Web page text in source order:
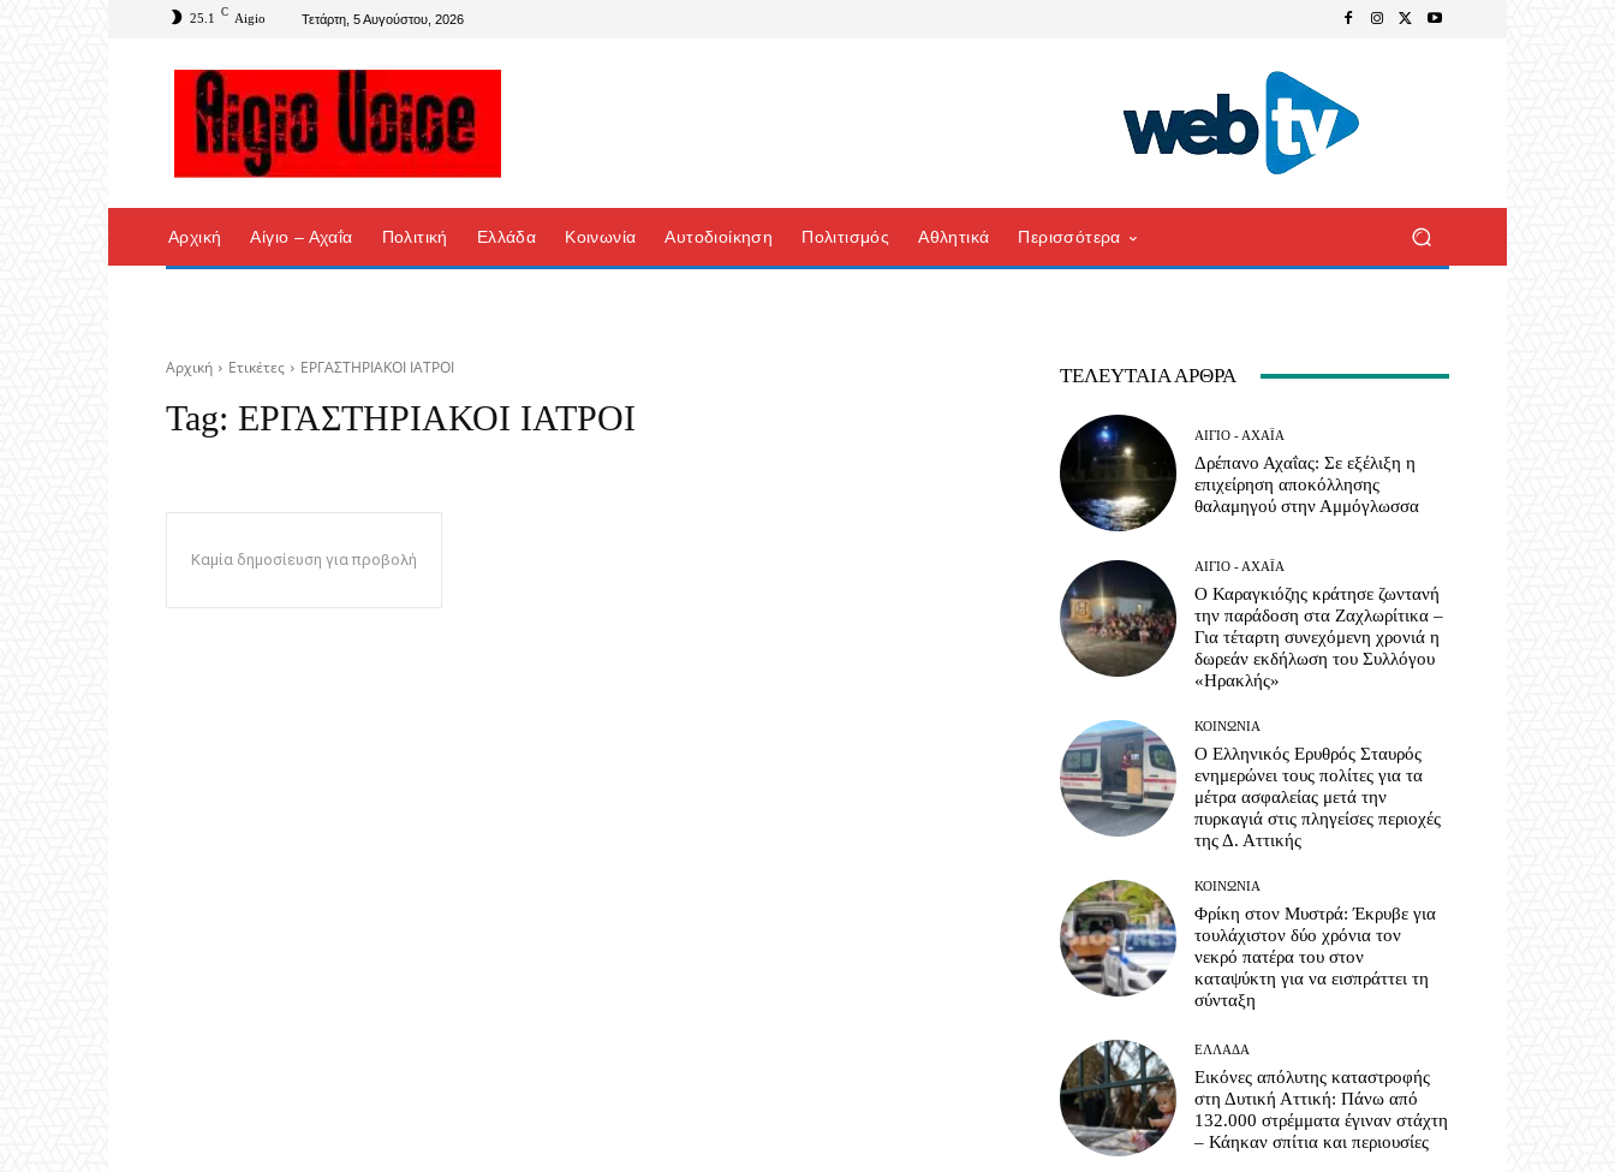
25.1 C Aigio Τετάρτη, 5 Αυγούστου, 2026
Αρχική Αίγιο – Αχαΐα Πολιτική Ελλάδα Κοινωνία Αυτοδιοίκηση Πολιτισμός Αθλητικά Περισσότερα
Αρχική Ετικέτες ΕΡΓΑΣΤΗΡΙΑΚΟΙ ΙΑΤΡΟΙ
Tag: ΕΡΓΑΣΤΗΡΙΑΚΟΙ ΙΑΤΡΟΙ
Καμία δημοσίευση για προβολή
ΤΕΛΕΥΤΑΊΑ ΆΡΘΡΑ
ΑΊΓΙΟ - ΑΧΑΪ́Α
Δρέπανο Αχαΐας: Σε εξέλιξη η
επιχείρηση αποκόλλησης
θαλαμηγού στην Αμμόγλωσσα
ΑΊΓΙΟ - ΑΧΑΪ́Α
Ο Καραγκιόζης κράτησε ζωντανή
την παράδοση στα Ζαχλωρίτικα –
Για τέταρτη συνεχόμενη χρονιά η
δωρεάν εκδήλωση του Συλλόγου
«Ηρακλής»
ΚΟΙΝΩΝΊΑ
Ο Ελληνικός Ερυθρός Σταυρός
ενημερώνει τους πολίτες για τα
μέτρα ασφαλείας μετά την
πυρκαγιά στις πληγείσες περιοχές
της Δ. Αττικής
ΚΟΙΝΩΝΊΑ
Φρίκη στον Μυστρά: Έκρυβε για
τουλάχιστον δύο χρόνια τον
νεκρό πατέρα του στον
καταψύκτη για να εισπράττει τη
σύνταξη
ΕΛΛΆΔΑ
Εικόνες απόλυτης καταστροφής
στη Δυτική Αττική: Πάνω από
132.000 στρέμματα έγιναν στάχτη
– Κάηκαν σπίτια και περιουσίες